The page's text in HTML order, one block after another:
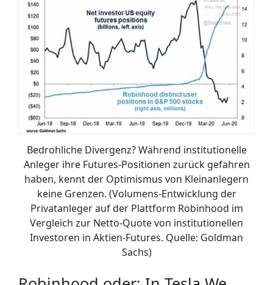
Bedrohliche Divergenz? Während institutionelle
Anleger ihre Futures-Positionen zurück gefahren
haben, kennt der Optimismus von Kleinanlegern
keine Grenzen. (Volumens-Entwicklung der
Privatanleger auf der Plattform Robinhood im
Vergleich zur Netto-Quote von institutionellen
Investoren in Aktien-Futures. Quelle: Goldman
Sachs)